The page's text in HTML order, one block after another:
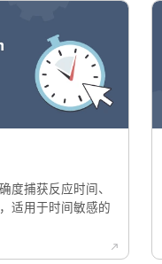
度捕获反应时间、
适用于时间敏感的